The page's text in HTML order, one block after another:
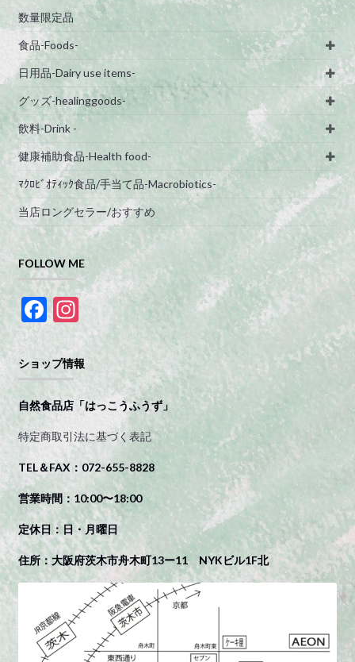
数量限定品
食品-Foods-
日用品-Dairy use items-
グッズ-healinggoods-
飲料-Drink -
健康補助食品-Health food-
ﾏｸﾛﾋﾞｵﾃｨｯｸ食品/手当て品-Macrobiotics-
当店ロングセラー/おすすめ
FOLLOW ME
F
e
b
o
o
k
In
st
a
a
m
ショップ情報
自然食品店「はっこうふうず」
特定商取引法に基づく表記
TEL＆FAX：072-655-8828
営業時間：10:00〜18:00
定休日：日・月曜日
住所：大阪府茨木市舟木町13ー11 NYKビル1F北